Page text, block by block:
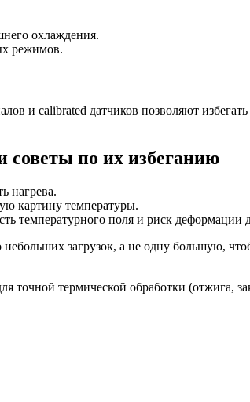
охлаждения.
режимов.
и calibrated датчиков позволяют
по их избеганию
нагрева.
картину температуры.
температурного поля и риск деформации
небольших загрузок, а не одну большую,